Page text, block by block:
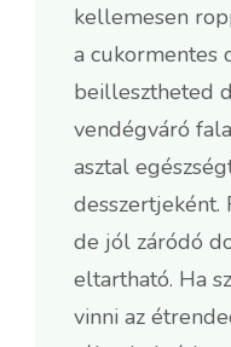
kellemesen
a cukormentes
beillesztheted
vendégváró
asztal
desszertjeként.
de jól záródó
eltartható. Ha
vinni az